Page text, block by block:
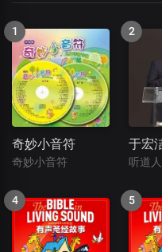
奇妙小音符
奇妙小音符 听道人